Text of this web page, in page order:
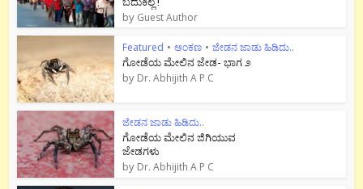
by Guest Author
Featured • ಅಂಕಣ • ಜೇಡನ ಜಾಡು ಹಿಡಿದು..
ಗೋಡೆಯ ಮೇಲಿನ ಜೇಡ- ಭಾಗ ೨
by Dr. Abhijith A P C
ಜೇಡನ ಜಾಡು ಹಿಡಿದು..
ಗೋಡೆಯ ಮೇಲಿನ ಜಿಗಿಯುವ
ಜೇಡಗಳು
by Dr. Abhijith A P C